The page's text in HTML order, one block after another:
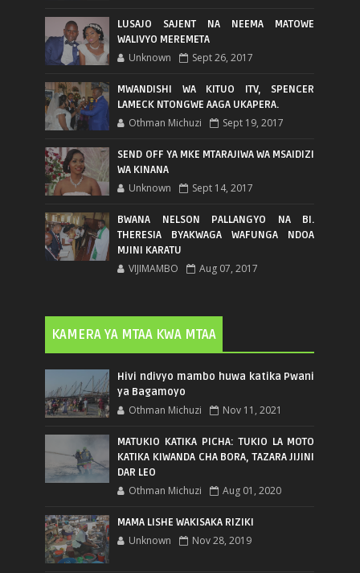
LUSAJO SAJENT NA NEEMA MATOWE
WALIVYO MEREMETA
Unknown Sept 26, 2017
MWANDISHI WA KITUO ITV, SPENCER
LAMECK NTONGWE AAGA UKAPERA.
Othman Michuzi Sept 19, 2017
SEND OFF YA MKE MTARAJIWA WA MSAIDIZI
WA KINANA
Unknown Sept 14, 2017
BWANA NELSON PALLANGYO NA BI.
THERESIA BYAKWAGA WAFUNGA NDOA
MJINI KARATU
VIJIMAMBO Aug 07, 2017
KAMERA YA MTAA KWA MTAA
Hivi ndivyo mambo huwa katika Pwani
ya Bagamoyo
Othman Michuzi Nov 11, 2021
MATUKIO KATIKA PICHA: TUKIO LA MOTO
KATIKA KIWANDA CHA BORA, TAZARA JIJINI
DAR LEO
Othman Michuzi Aug 01, 2020
MAMA LISHE WAKISAKA RIZIKI
Unknown Nov 28, 2019